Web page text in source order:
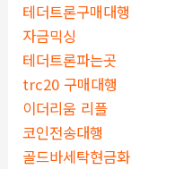
테더트론구매대행
자금믹싱
테더트론파는곳
trc20 구매대행
이더리움 리플
코인전송대행
골드바세탁현금화